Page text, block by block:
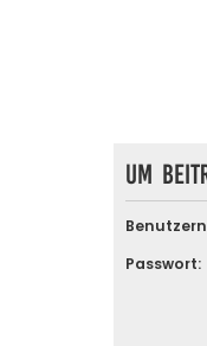
Um
Passwort: